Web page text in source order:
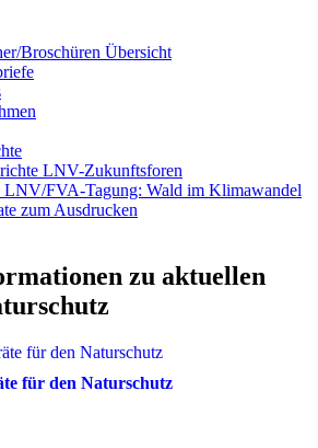
Broschüren Übersicht
LNV-Zukunftsforen
FVA-Tagung: Wald im Klimawandel
zum Ausdrucken
zu aktuellen
für den Naturschutz